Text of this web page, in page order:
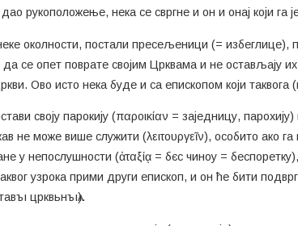
рукоположење, нека се свргне и он и онај који га
околности, постали пресељеници (= избеглице),
се опет поврате својим Црквама и не остављају
Ово исто нека буде и са епископом који таквога
своју парокију (παροικίαν = заједницу,
не може више служити (λειτουργεῖν), особито ако
у непослушности (ἀταξίᾳ = бєс чиноу =
узрока прими други епископ, и он ће бити
црквьнъıѧ).